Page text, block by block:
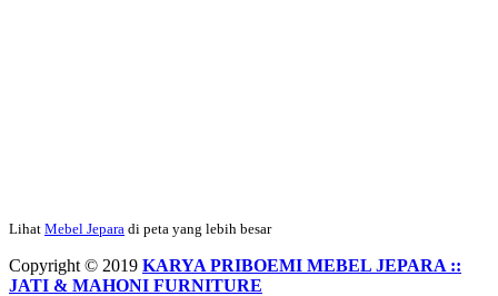
duconya bagus pak,...
Lihat Mebel Jepara di peta yang lebih besar
Copyright © 2019 KARYA PRIBOEMI MEBEL JEPARA ::
JATI & MAHONI FURNITURE